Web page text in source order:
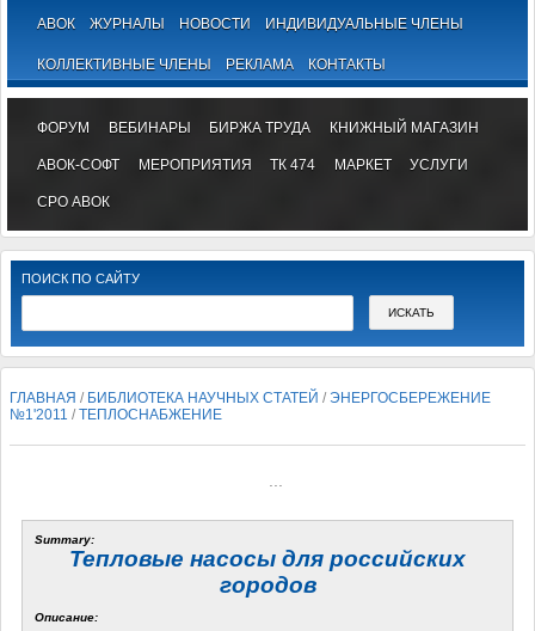
АВОК ЖУРНАЛЫ НОВОСТИ ИНДИВИДУАЛЬНЫЕ ЧЛЕНЫ
КОЛЛЕКТИВНЫЕ ЧЛЕНЫ РЕКЛАМА КОНТАКТЫ
ФОРУМ ВЕБИНАРЫ БИРЖА ТРУДА КНИЖНЫЙ МАГАЗИН
АВОК-СОФТ МЕРОПРИЯТИЯ ТК 474 МАРКЕТ УСЛУГИ
СРО АВОК
ПОИСК ПО САЙТУ
ГЛАВНАЯ / БИБЛИОТЕКА НАУЧНЫХ СТАТЕЙ /ЭНЕРГОСБЕРЕЖЕНИЕ
№1'2011 /ТЕПЛОСНАБЖЕНИЕ
Summary:
Тепловые насосы для российских
городов
Описание: